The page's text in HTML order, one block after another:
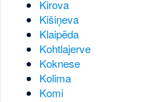
Kirova
Kišiņeva
Klaipēda
Kohtlajerve
Koknese
Kolima
Komi